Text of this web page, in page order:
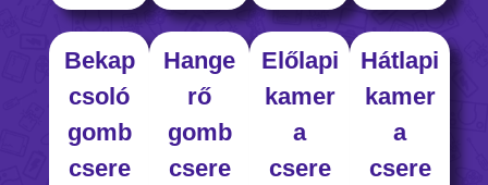
Bekap
csoló
gomb
csere
Hange
rő
gomb
csere
Előlapi
kamer
a
csere
Hátlapi
kamer
a
csere